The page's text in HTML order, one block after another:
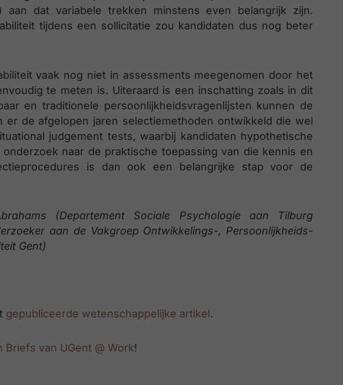
aan dat variabele trekken minstens even belangrijk zijn.
tijdens een sollicitatie zou kandidaten dus nog beter
vaak nog niet in assessments meegenomen door het
te meten is. Uiteraard is een inschatting zoals in dit
en traditionele persoonlijkheidsvragenlijsten kunnen de
er de afgelopen jaren selectiemethoden ontwikkeld die wel
judgement tests, waarbij kandidaten hypothetische
naar de praktische toepassing van die kennis en
is dan ook een belangrijke stap voor de
(Departement Sociale Psychologie aan Tilburg
aan de Vakgroep Ontwikkelings-, Persoonlijkheids-
Gent)
gepubliceerde wetenschappelijke artikel.
Briefs van UGent @ Work!